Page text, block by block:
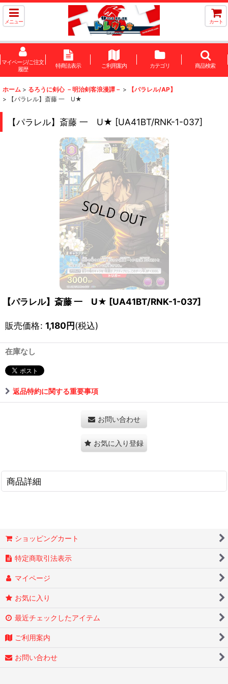
メニュー カート
マイページ/ご注文
履歴
特商法表示 ご利用案内 カテゴリ 商品検索
ホーム > るろうに剣心 －明治剣客浪漫譚－ >
【パラレル/AP】
>
【パラレル】斎藤 一 U★
【パラレル】斎藤 一 U★ [UA41BT/RNK-1-037]
【パラレル】斎藤 一 U★ [UA41BT/RNK-1-037]
販売価格: 1,180円(税込)
在庫なし
返品特約に関する重要事項
お問い合わせ
お気に入り登録
商品詳細
ショッピングカート
特定商取引法表示
マイページ
お気に入り
最近チェックしたアイテム
ご利用案内
お問い合わせ